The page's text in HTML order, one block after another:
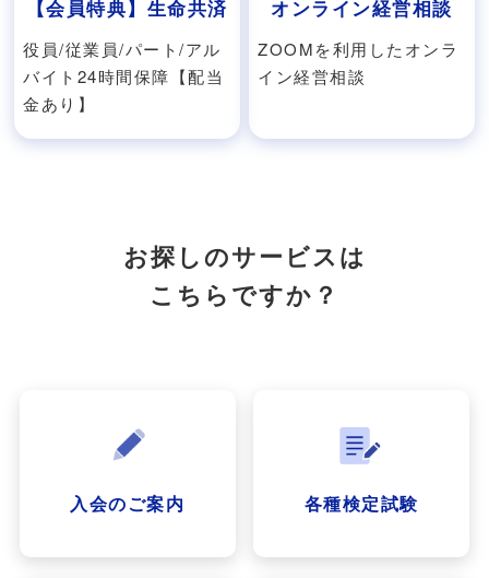
【会員特典】生命共済
役員/従業員/パート/アル
バイト24時間保障【配当
金あり】
オンライン経営相談
ZOOMを利用したオンラ
イン経営相談
お探しのサービスは
こちらですか？
入会のご案内 各種検定試験